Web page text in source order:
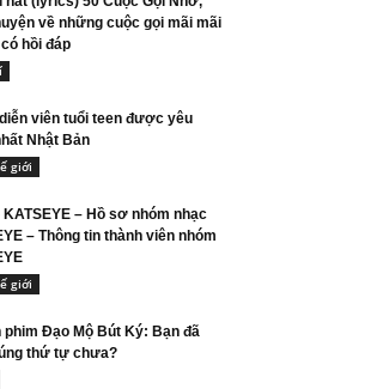
về những cuộc gọi mãi mãi
hồi đáp
viên tuổi teen được yêu
Nhật Bản
giới
KATSEYE – Hồ sơ nhóm nhạc
– Thông tin thành viên nhóm
giới
phim Đạo Mộ Bút Ký: Bạn đã
thứ tự chưa?